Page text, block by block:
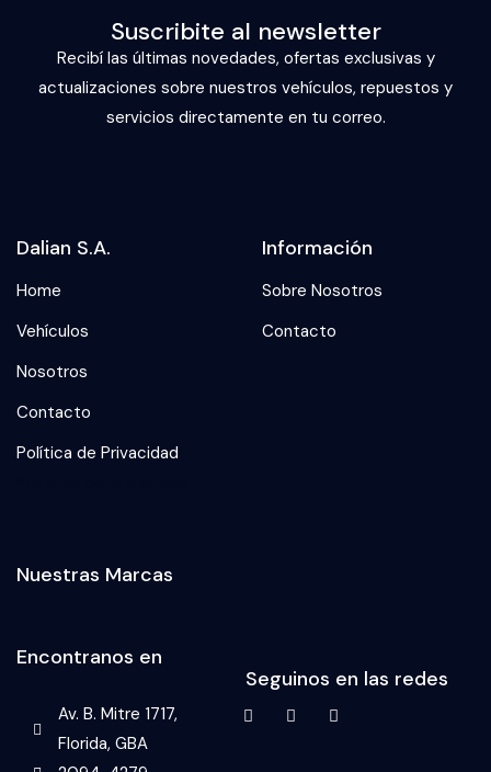
Suscribite al newsletter
Recibí las últimas novedades, ofertas exclusivas y
actualizaciones sobre nuestros vehículos, repuestos y
servicios directamente en tu correo.
Dalian S.A.
Home
Vehículos
Nosotros
Contacto
Política de Privacidad
Información
Sobre Nosotros
Contacto
Nuestras Marcas
Encontranos en
Av. B. Mitre 1717,
Florida, GBA
Seguinos en las redes